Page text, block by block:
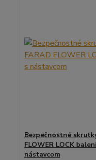
Bezpečnostné
FLOWER LOCK
nástavcom